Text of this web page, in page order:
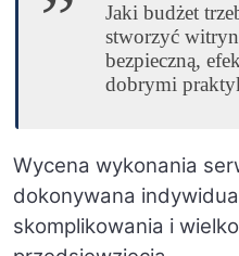
Jaki budżet
stworzyć
bezpieczną,
dobrymi
Wycena wykonania
dokonywana
skomplikowania i